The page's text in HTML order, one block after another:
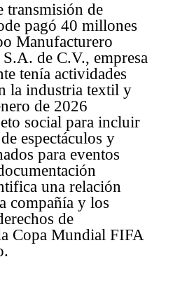
transmisión de
pagó 40 millones
Manufacturero
de C.V., empresa
tenía actividades
la industria textil y
de 2026
social para incluir
espectáculos y
para eventos
una relación
compañía y los
de
Copa Mundial FIFA